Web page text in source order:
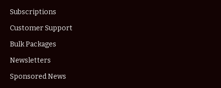
Subscriptions
Customer Support
Bulk Packages
Newsletters
Sponsored News